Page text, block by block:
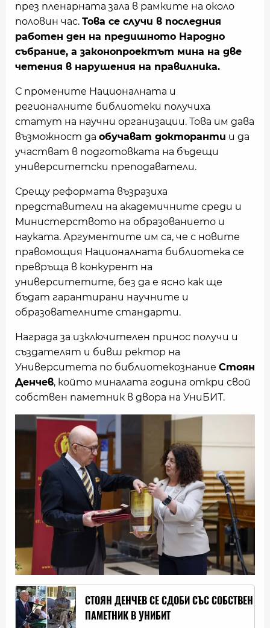
през пленарната зала в рамките на около
половин час. Това се случи в последния
работен ден на предишното Народно
събрание, а законопроектът мина на две
четения в нарушения на правилника.
С промените Националната и
регионалните библиотеки получиха
статут на научни организации. Това им дава
възможност да обучават докторанти и да
участват в подготовката на бъдещи
университетски преподаватели.
Срещу реформата възразиха
представители на академичните среди и
Министерството на образованието и
науката. Аргументите им са, че с новите
правомощия Националната библиотека се
превръща в конкурент на
университетите, без да е ясно как ще
бъдат гарантирани научните и
образователните стандарти.
Награда за изключителен принос получи и
създателят и бивш ректор на
Университета по библиотекознание Стоян
Денчев, който миналата година откри свой
собствен паметник в двора на УниБИТ.
СТОЯН ДЕНЧЕВ СЕ СДОБИ СЪС СОБСТВЕН
ПАМЕТНИК В УНИБИТ